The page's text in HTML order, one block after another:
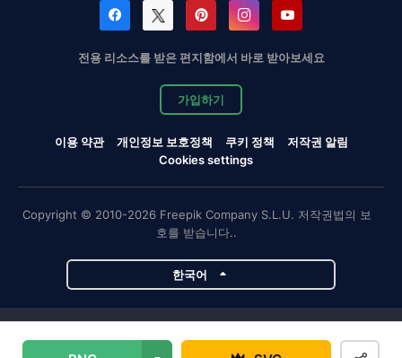
전용 리소스를 받은 편지함에서 바로 받아보세요
가입하기
이용 약관 개인정보 보호정책 쿠키 정책
저작권 알림
Cookies settings
Copyright © 2010-2026 Freepik Company S.L.U. 저작권법의 보
호를 받습니다..
한국어